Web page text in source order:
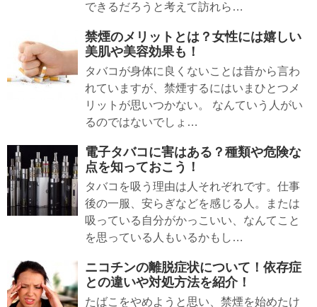
できるだろうと考えて訪れら…
禁煙のメリットとは？女性には嬉しい
美肌や美容効果も！
タバコが身体に良くないことは昔から言わ
れていますが、禁煙するにはいまひとつメ
リットが思いつかない。 なんていう人がい
るのではないでしょ…
電子タバコに害はある？種類や危険な
点を知っておこう！
タバコを吸う理由は人それぞれです。仕事
後の一服、安らぎなどを感じる人。または
吸っている自分がかっこいい、なんてこと
を思っている人もいるかもし…
ニコチンの離脱症状について！依存症
との違いや対処方法を紹介！
たばこをやめようと思い、禁煙を始めたけ